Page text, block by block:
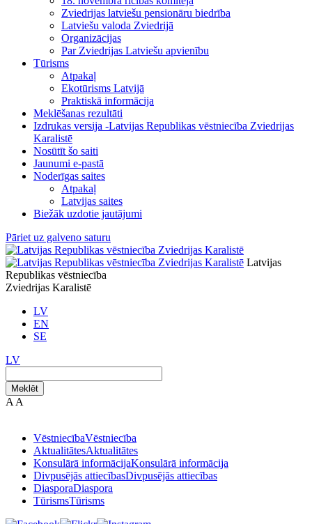
Zviedrijas latviešu pensionāru biedrība
Latviešu valoda Zviedrijā
Organizācijas
Par Zviedrijas Latviešu apvienību
Tūrisms
Atpakaļ
Ekotūrisms Latvijā
Praktiskā informācija
Meklēšanas rezultāti
Izdrukas versija -Latvijas Republikas vēstniecība Zviedrijas
Karalistē
Nosūtīt šo saiti
Jaunumi e-pastā
Noderīgas saites
Atpakaļ
Latvijas saites
Biežāk uzdotie jautājumi
Pāriet uz galveno saturu
Latvijas
Republikas vēstniecība
Zviedrijas Karalistē
LV
EN
SE
LV
Meklēt
A A
VēstniecībaVēstniecība
AktualitātesAktualitātes
Konsulārā informācijaKonsulārā informācija
Divpusējās attiecībasDivpusējās attiecības
DiasporaDiaspora
TūrismsTūrisms